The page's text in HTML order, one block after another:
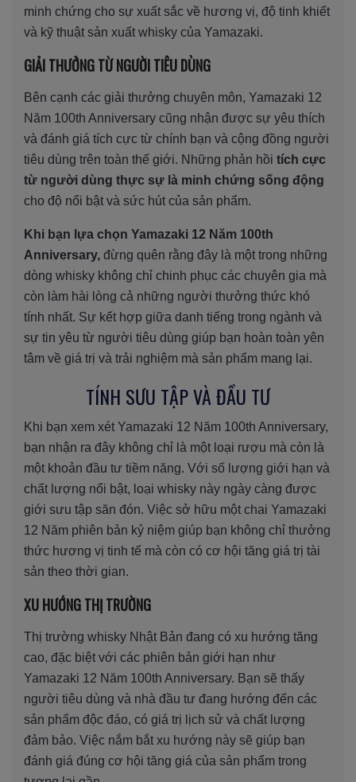
minh chứng cho sự xuất sắc về hương vị, độ tinh khiết
và kỹ thuật sản xuất whisky của Yamazaki.
GIẢI THƯỞNG TỪ NGƯỜI TIÊU DÙNG
Bên cạnh các giải thưởng chuyên môn, Yamazaki 12
Năm 100th Anniversary cũng nhận được sự yêu thích
và đánh giá tích cực từ chính bạn và cộng đồng người
tiêu dùng trên toàn thế giới. Những phản hồi tích cực
từ người dùng thực sự là minh chứng sống động
cho độ nổi bật và sức hút của sản phẩm.
Khi bạn lựa chọn Yamazaki 12 Năm 100th
Anniversary, đừng quên rằng đây là một trong những
dòng whisky không chỉ chinh phục các chuyên gia mà
còn làm hài lòng cả những người thưởng thức khó
tính nhất. Sự kết hợp giữa danh tiếng trong ngành và
sự tin yêu từ người tiêu dùng giúp bạn hoàn toàn yên
tâm về giá trị và trải nghiệm mà sản phẩm mang lại.
TÍNH SƯU TẬP VÀ ĐẦU TƯ
Khi bạn xem xét Yamazaki 12 Năm 100th Anniversary,
bạn nhận ra đây không chỉ là một loại rượu mà còn là
một khoản đầu tư tiềm năng. Với số lượng giới hạn và
chất lượng nổi bật, loại whisky này ngày càng được
giới sưu tập săn đón. Việc sở hữu một chai Yamazaki
12 Năm phiên bản kỷ niệm giúp bạn không chỉ thưởng
thức hương vị tinh tế mà còn có cơ hội tăng giá trị tài
sản theo thời gian.
XU HƯỚNG THỊ TRƯỜNG
Thị trường whisky Nhật Bản đang có xu hướng tăng
cao, đặc biệt với các phiên bản giới hạn như
Yamazaki 12 Năm 100th Anniversary. Bạn sẽ thấy
người tiêu dùng và nhà đầu tư đang hướng đến các
sản phẩm độc đáo, có giá trị lịch sử và chất lượng
đảm bảo. Việc nắm bắt xu hướng này sẽ giúp bạn
đánh giá đúng cơ hội tăng giá của sản phẩm trong